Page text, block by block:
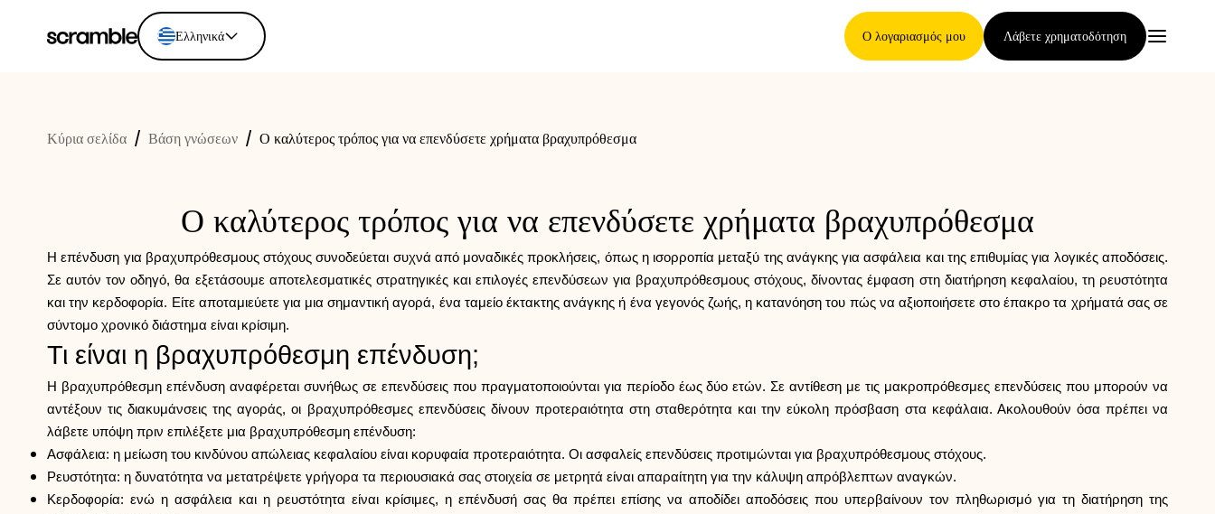
Ελληνικά
Español
Deutsch
Eesti keel
Ο λογαριασμός μου Λάβετε χρηματοδότηση
Όροι ανάθεσης απαιτήσεων
Επιλογή μάρκας
Υπολογιστές
Κύρια σελίδα / Βάση γνώσεων / Ο καλύτερος τρόπος για να επενδύσετε χρήματα βραχυπρόθεσμα
Ο καλύτερος τρόπος για να επενδύσετε χρήματα βραχυπρόθεσμα
Η επένδυση για βραχυπρόθεσμους στόχους συνοδεύεται συχνά από μοναδικές προκλήσεις, όπως η ισορροπία μεταξύ της ανάγκης για ασφάλεια και της επιθυμίας για λογικές αποδόσεις.
Σε αυτόν τον οδηγό, θα εξετάσουμε αποτελεσματικές στρατηγικές και επιλογές επενδύσεων για βραχυπρόθεσμους στόχους, δίνοντας έμφαση στη διατήρηση κεφαλαίου, τη ρευστότητα
και την κερδοφορία. Είτε αποταμιεύετε για μια σημαντική αγορά, ένα ταμείο έκτακτης ανάγκης ή ένα γεγονός ζωής, η κατανόηση του πώς να αξιοποιήσετε στο έπακρο τα χρήματά σας σε
σύντομο χρονικό διάστημα είναι κρίσιμη.
Τι είναι η βραχυπρόθεσμη επένδυση;
Η βραχυπρόθεσμη επένδυση αναφέρεται συνήθως σε επενδύσεις που πραγματοποιούνται για περίοδο έως δύο ετών. Σε αντίθεση με τις μακροπρόθεσμες επενδύσεις που μπορούν να
αντέξουν τις διακυμάνσεις της αγοράς, οι βραχυπρόθεσμες επενδύσεις δίνουν προτεραιότητα στη σταθερότητα και την εύκολη πρόσβαση στα κεφάλαια. Ακολουθούν όσα πρέπει να
λάβετε υπόψη πριν επιλέξετε μια βραχυπρόθεσμη επένδυση:
Ασφάλεια: η μείωση του κινδύνου απώλειας κεφαλαίου είναι κορυφαία προτεραιότητα. Οι ασφαλείς επενδύσεις προτιμώνται για βραχυπρόθεσμους στόχους.
Ρευστότητα: η δυνατότητα να μετατρέψετε γρήγορα τα περιουσιακά σας στοιχεία σε μετρητά είναι απαραίτητη για την κάλυψη απρόβλεπτων αναγκών.
Κερδοφορία: ενώ η ασφάλεια και η ρευστότητα είναι κρίσιμες, η επένδυσή σας θα πρέπει επίσης να αποδίδει αποδόσεις που υπερβαίνουν τον πληθωρισμό για τη διατήρηση της